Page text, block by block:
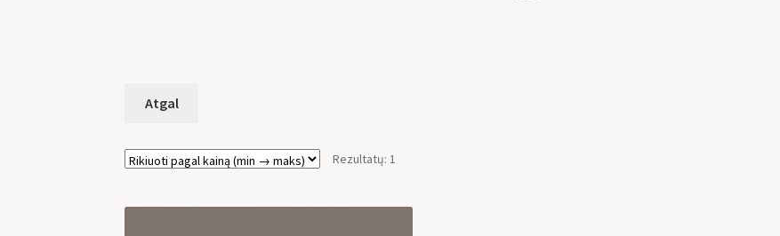
Rezultatų: 1